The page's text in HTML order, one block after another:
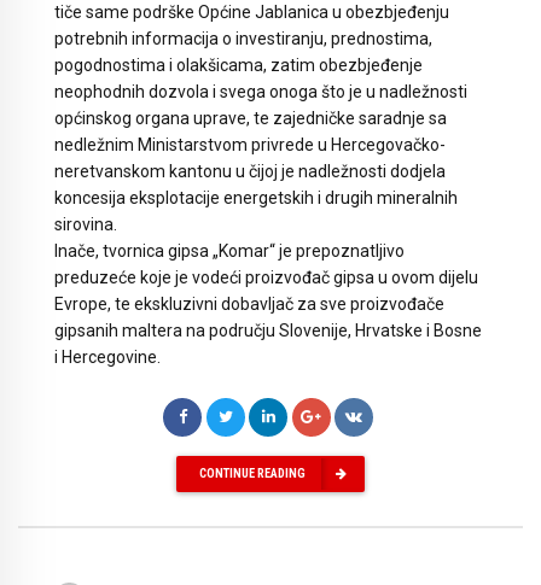
tiče same podrške Općine Jablanica u obezbjeđenju
potrebnih informacija o investiranju, prednostima,
pogodnostima i olakšicama, zatim obezbjeđenje
neophodnih dozvola i svega onoga što je u nadležnosti
općinskog organa uprave, te zajedničke saradnje sa
nedležnim Ministarstvom privrede u Hercegovačko-
neretvanskom kantonu u čijoj je nadležnosti dodjela
koncesija eksplotacije energetskih i drugih mineralnih
sirovina.
Inače, tvornica gipsa „Komar“ je prepoznatljivo
preduzeće koje je vodeći proizvođač gipsa u ovom dijelu
Evrope, te ekskluzivni dobavljač za sve proizvođače
gipsanih maltera na području Slovenije, Hrvatske i Bosne
i Hercegovine.
CONTINUE READING